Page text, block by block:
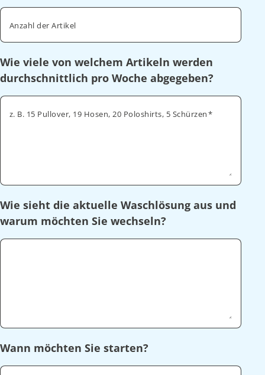
Anzahl der Artikel
Wie viele von welchem Artikeln werden
durchschnittlich pro Woche abgegeben?
z. B. 15 Pullover, 19 Hosen, 20 Poloshirts, 5 Schürzen
Wie sieht die aktuelle Waschlösung aus und
warum möchten Sie wechseln?
Wann möchten Sie starten?